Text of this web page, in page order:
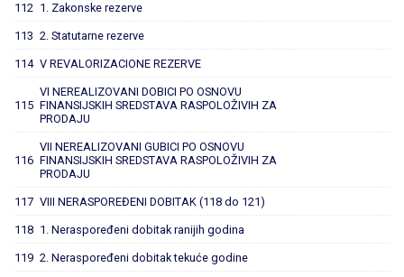
112 1. Zakonske rezerve
113 2. Statutarne rezerve
114 V REVALORIZACIONE REZERVE
115
VI NEREALIZOVANI DOBICI PO OSNOVU
FINANSIJSKIH SREDSTAVA RASPOLOŽIVIH ZA
PRODAJU
116
VII NEREALIZOVANI GUBICI PO OSNOVU
FINANSIJSKIH SREDSTAVA RASPOLOŽIVIH ZA
PRODAJU
117 VIII NERASPOREĐENI DOBITAK (118 do 121)
118 1. Neraspoređeni dobitak ranijih godina
119 2. Neraspoređeni dobitak tekuće godine